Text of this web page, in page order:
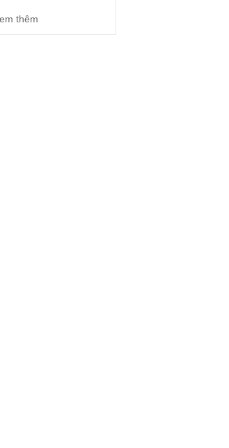
thêm